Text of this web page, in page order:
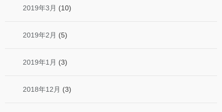
2019年3月 (10)
2019年2月 (5)
2019年1月 (3)
2018年12月 (3)